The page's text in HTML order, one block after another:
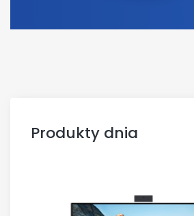
Produkty dnia